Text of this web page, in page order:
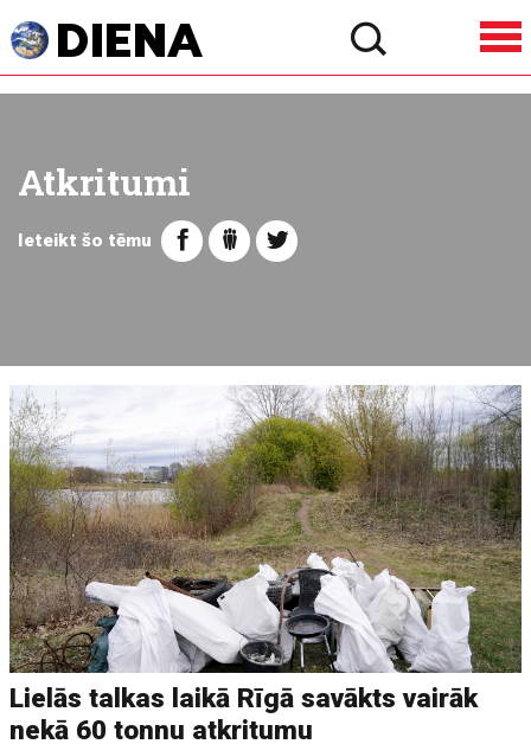
Atkritumi
Ieteikt šo tēmu
Lielās talkas laikā Rīgā savākts vairāk
nekā 60 tonnu atkritumu